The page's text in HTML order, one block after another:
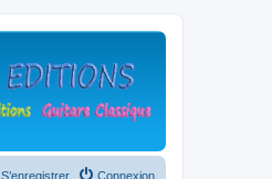
Connexion
S’enregistrer